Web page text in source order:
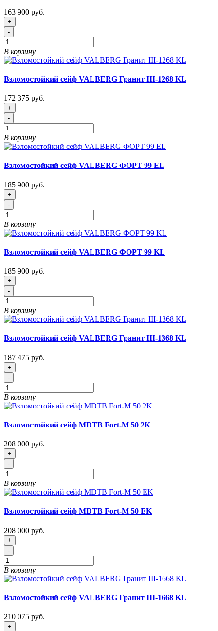
163 900 руб.
+
-
В корзину
Взломостойкий сейф VALBERG Гранит III-1268 KL
172 375 руб.
+
-
В корзину
Взломостойкий сейф VALBERG ФОРТ 99 EL
185 900 руб.
+
-
В корзину
Взломостойкий сейф VALBERG ФОРТ 99 KL
185 900 руб.
+
-
В корзину
Взломостойкий сейф VALBERG Гранит III-1368 KL
187 475 руб.
+
-
В корзину
Взломостойкий сейф MDTB Fort-M 50 2K
208 000 руб.
+
-
В корзину
Взломостойкий сейф MDTB Fort-M 50 EK
208 000 руб.
+
-
В корзину
Взломостойкий сейф VALBERG Гранит III-1668 KL
210 075 руб.
+